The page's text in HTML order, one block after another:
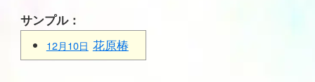
サンプル：
12月10日 花原椿